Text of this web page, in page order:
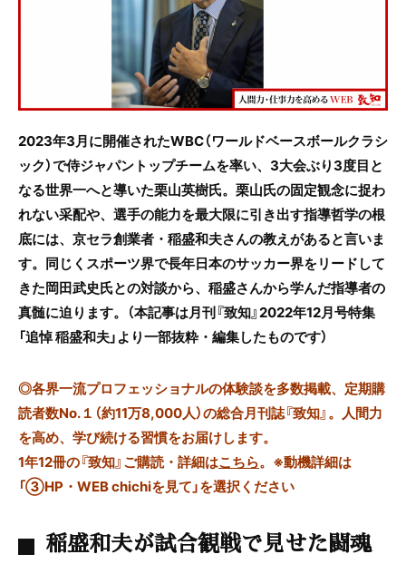
2023年3月に開催されたWBC（ワールドベースボールクラシ
ック）で侍ジャパントップチームを率い、3大会ぶり3度目と
なる世界一へと導いた栗山英樹氏。栗山氏の固定観念に捉わ
れない采配や、選手の能力を最大限に引き出す指導哲学の根
底には、京セラ創業者・稲盛和夫さんの教えがあると言いま
す。同じくスポーツ界で長年日本のサッカー界をリードして
きた岡田武史氏との対談から、稲盛さんから学んだ指導者の
真髄に迫ります。（本記事は月刊『致知』2022年12月号特集
「追悼 稲盛和夫」より一部抜粋・編集したものです）
◎各界一流プロフェッショナルの体験談を多数掲載、定期購
読者数No.１（約11万8,000人）の総合月刊誌『致知』。人間力
を高め、学び続ける習慣をお届けします。
1年12冊の『致知』ご購読・詳細はこちら。 ※動機詳細は
「③HP・WEB chichiを見て」を選択ください
稲盛和夫が試合観戦で見せた闘魂